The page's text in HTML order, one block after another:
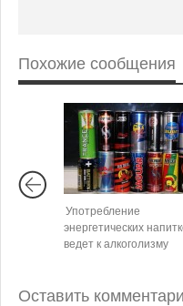
Похожие сообщения
Употребление
энергетических
ведет к алкоголизму
Оставить